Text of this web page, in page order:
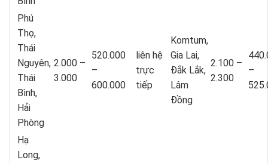
Phú
Thọ,
Thái
Nguyên,
Thái
Bình,
Hải
Phòng
2.000 –
3.000
520.000
–
600.000
liên hệ
trực
tiếp
Komtum,
Gia Lai,
Đắk Lắk,
Lâm
Đồng
2.100 –
2.300
–
Hạ
Long,